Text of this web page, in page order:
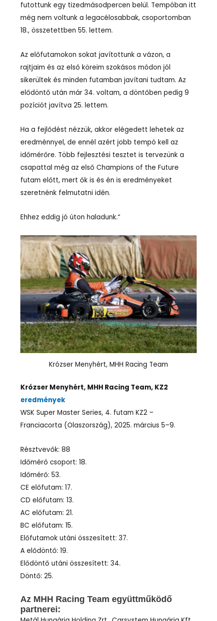
futottunk egy tizedmásodpercen belül. Tempóban itt
még nem voltunk a legacélosabbak, csoportomban
18., összetettben 55. lettem.
Az előfutamokon sokat javítottunk a vázon, a
rajtjaim és az első köreim szokásos módon jól
sikerültek és minden futamban javítani tudtam. Az
elődöntő után már 34. voltam, a döntőben pedig 9
pozíciót javítva 25. lettem.
Ha a fejlődést nézzük, akkor elégedett lehetek az
eredménnyel, de ennél azért jobb tempó kell az
időmérőre. Több fejlesztési tesztet is tervezünk a
csapattal még az első Champions of the Future
futam előtt, mert ők is és én is eredményeket
szeretnénk felmutatni idén.
Ehhez eddig jó úton haladunk.“
Krózser Menyhért, MHH Racing Team
Krózser Menyhért, MHH Racing Team, KZ2
eredmények
WSK Super Master Series, 4. futam KZ2 –
Franciacorta (Olaszország), 2025. március 5–9.
Résztvevők: 88
Időmérő csoport: 18.
Időmérő: 53.
CE előfutam: 17.
CD előfutam: 13.
AC előfutam: 21.
BC előfutam: 15.
Előfutamok utáni összesített: 37.
A elődöntő: 19.
Elődöntő utáni összesített: 34.
Döntő: 25.
Az MHH Racing Team együttműködő
partnerei: